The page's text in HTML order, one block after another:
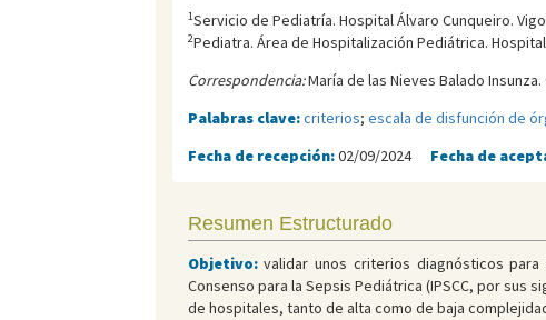
1Servicio de Pediatría. Hospital Álvaro Cunqueiro.
2Pediatra. Área de Hospitalización Pediátrica.
Correspondencia:María de las Nieves Balado
Palabras clave:criterios; escala de disfunción de
Fecha de recepción:02/09/2024 Fecha de
Resumen Estructurado
Objetivo:validar unos criterios diagnósticos para
Consenso para la Sepsis Pediátrica (IPSCC, por
de hospitales, tanto de alta como de baja